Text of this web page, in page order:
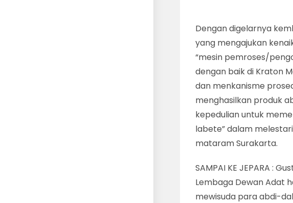
Dengan digelarnya
yang mengajukan
“mesin pemroses/
dengan baik di Kraton
dan menkanisme
menghasilkan produk
kepedulian untuk
labete” dalam
mataram Surakarta.
SAMPAI KE JEPARA :
Lembaga Dewan Adat
mewisuda para abdi-